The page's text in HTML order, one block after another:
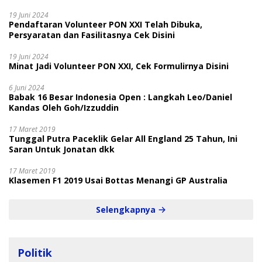
19 Juni 2024
Pendaftaran Volunteer PON XXI Telah Dibuka,
Persyaratan dan Fasilitasnya Cek Disini
19 Juni 2024
Minat Jadi Volunteer PON XXI, Cek Formulirnya Disini
6 Juni 2024
Babak 16 Besar Indonesia Open : Langkah Leo/Daniel
Kandas Oleh Goh/Izzuddin
17 Maret 2019
Tunggal Putra Paceklik Gelar All England 25 Tahun, Ini
Saran Untuk Jonatan dkk
17 Maret 2019
Klasemen F1 2019 Usai Bottas Menangi GP Australia
Selengkapnya
Politik